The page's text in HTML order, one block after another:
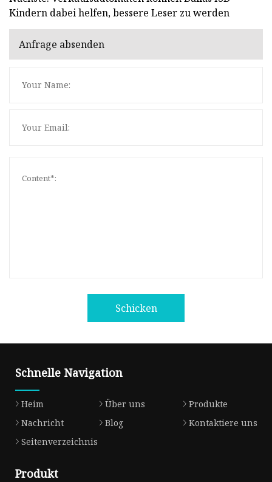
Kindern dabei helfen, bessere Leser zu werden
Anfrage absenden
Schicken
Schnelle Navigation
Heim Über uns
Produkte
Nachricht
Blog
Kontaktiere uns
Seitenverzeichnis
Produkt